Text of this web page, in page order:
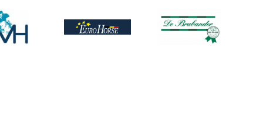
Afbeelding
Afbeelding